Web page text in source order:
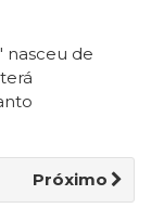
nasceu de
Próximo